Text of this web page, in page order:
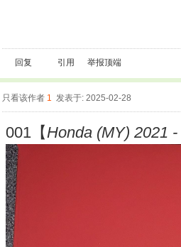
回复 引用 举报顶端
只看该作者 1 发表于: 2025-02-28
001【Honda (MY) 2021